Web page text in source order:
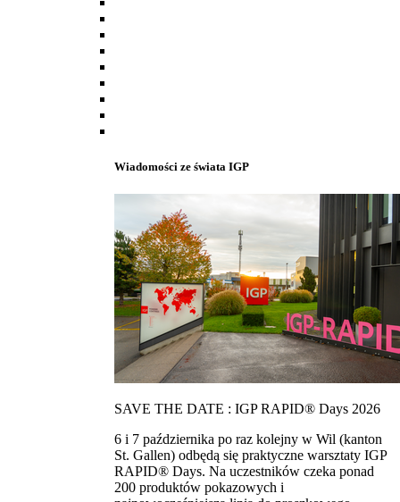
Wiadomości ze świata IGP
SAVE THE DATE : IGP RAPID® Days 2026
6 i 7 października po raz kolejny w Wil (kanton
St. Gallen) odbędą się praktyczne warsztaty IGP
RAPID® Days. Na uczestników czeka ponad
200 produktów pokazowych i